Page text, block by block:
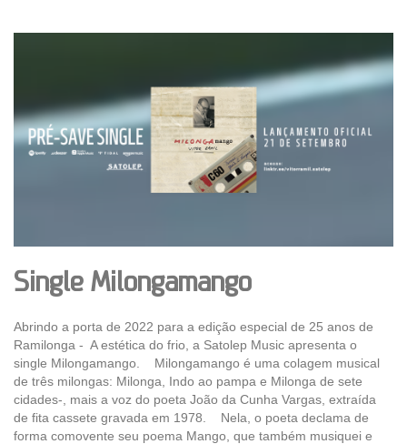
Single Milongamango
Abrindo a porta de 2022 para a edição especial de 25 anos de
Ramilonga - A estética do frio, a Satolep Music apresenta o
single Milongamango. Milongamango é uma colagem musical
de três milongas: Milonga, Indo ao pampa e Milonga de sete
cidades-, mais a voz do poeta João da Cunha Vargas, extraída
de fita cassete gravada em 1978. Nela, o poeta declama de
forma comovente seu poema Mango, que também musiquei e